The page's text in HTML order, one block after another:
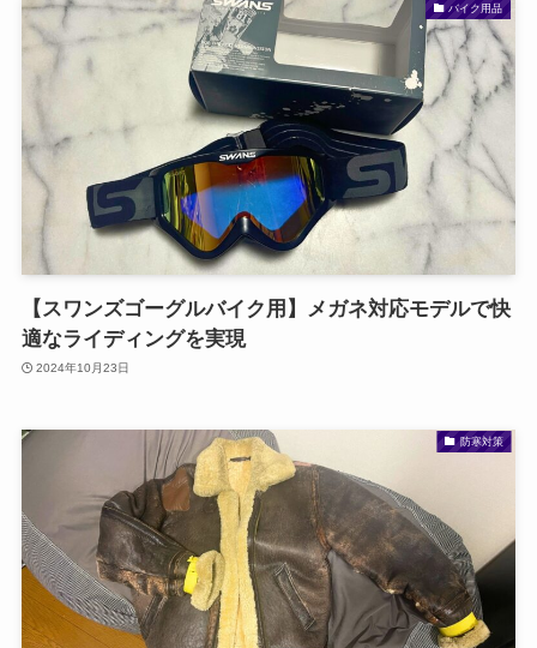
バイク用品
【スワンズゴーグルバイク用】メガネ対応モデルで快
適なライディングを実現
2024年10月23日
防寒対策